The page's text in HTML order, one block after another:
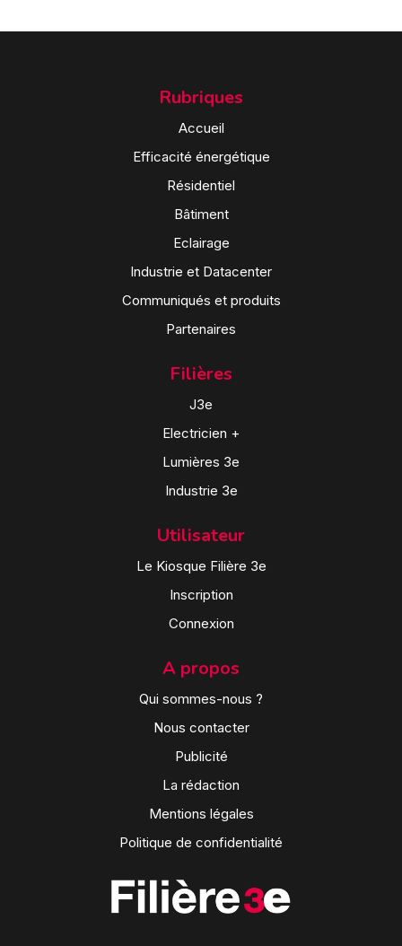
Rubriques
Accueil
Efficacité énergétique
Résidentiel
Bâtiment
Eclairage
Industrie et Datacenter
Communiqués et produits
Partenaires
Filières
J3e
Electricien +
Lumières 3e
Industrie 3e
Utilisateur
Le Kiosque Filière 3e
Inscription
Connexion
A propos
Qui sommes-nous ?
Nous contacter
Publicité
La rédaction
Mentions légales
Politique de confidentialité